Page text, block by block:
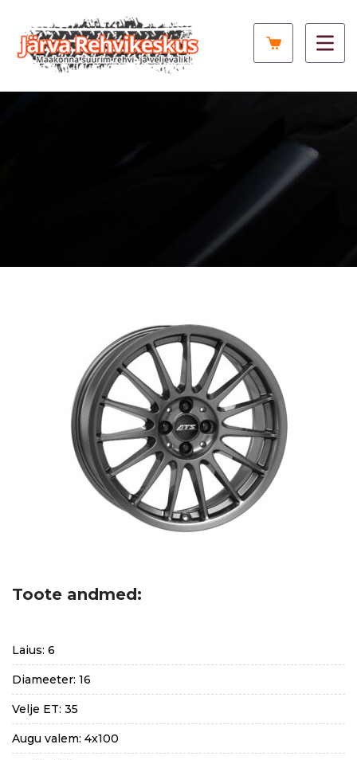
Toote andmed:
Laius: 6
Diameeter: 16
Velje ET: 35
Augu valem: 4x100